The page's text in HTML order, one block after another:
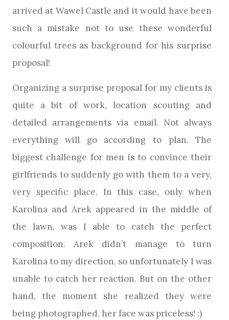
arrived at Wawel Castle and it would have been
such a mistake not to use these wonderful
colourful trees as background for his surprise
proposal!
Organizing a surprise proposal for my clients is
quite a bit of work, location scouting and
detailed arrangements via email. Not always
everything will go according to plan. The
biggest challenge for men is to convince their
girlfriends to suddenly go with them to a very,
very specific place. In this case, only when
Karolina and Arek appeared in the middle of
the lawn, was I able to catch the perfect
composition. Arek didn’t manage to turn
Karolina to my direction, so unfortunately I was
unable to catch her reaction. But on the other
hand, the moment she realized they were
being photographed, her face was priceless! :)